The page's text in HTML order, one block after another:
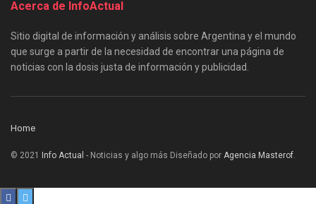
Acerca de InfoActual
Sitio digital de información y análisis sobre Argentina y el mundo
que surge a partir de la necesidad de encontrar una página de
noticias con la dosis justa de información y publicidad.
Home
© 2021 Info Actual - Noticias y algo más Diseñado por Agencia Masterof.